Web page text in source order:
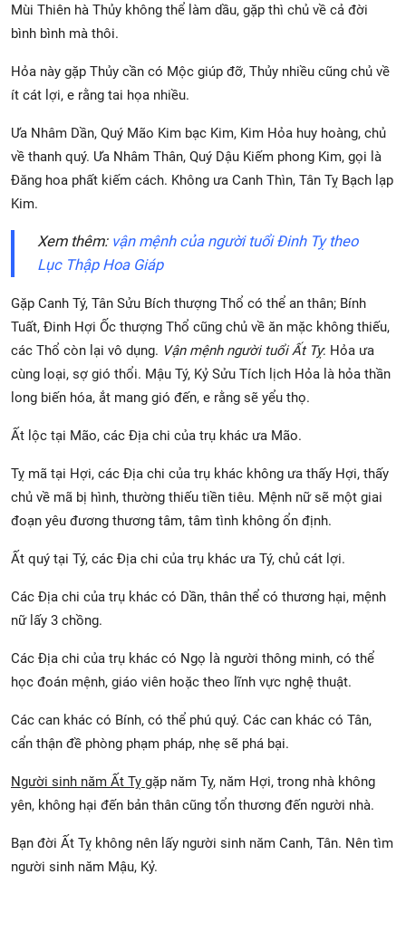
Mùi Thiên hà Thủy không thể làm dầu, gặp thì chủ về cả đời
bình bình mà thôi.
Hỏa này gặp Thủy cần có Mộc giúp đỡ, Thủy nhiều cũng chủ về
ít cát lợi, e rằng tai họa nhiều.
Ưa Nhâm Dần, Quý Mão Kim bạc Kim, Kim Hỏa huy hoàng, chủ
về thanh quý. Ưa Nhâm Thân, Quý Dậu Kiếm phong Kim, gọi là
Đăng hoa phất kiếm cách. Không ưa Canh Thìn, Tân Tỵ Bạch lạp
Kim.
Xem thêm: vận mệnh của người tuổi Đinh Tỵ theo
Lục Thập Hoa Giáp
Gặp Canh Tý, Tân Sửu Bích thượng Thổ có thể an thân; Bính
Tuất, Đinh Hợi Ốc thượng Thổ cũng chủ về ăn mặc không thiếu,
các Thổ còn lại vô dụng. Vận mệnh người tuổi Ất Tỵ: Hỏa ưa
cùng loại, sợ gió thổi. Mậu Tý, Kỷ Sửu Tích lịch Hỏa là hỏa thần
long biến hóa, ắt mang gió đến, e rằng sẽ yểu thọ.
Ất lộc tại Mão, các Địa chi của trụ khác ưa Mão.
Tỵ mã tại Hợi, các Địa chi của trụ khác không ưa thấy Hợi, thấy
chủ về mã bị hình, thường thiếu tiền tiêu. Mệnh nữ sẽ một giai
đoạn yêu đương thương tâm, tâm tình không ổn định.
Ất quý tại Tý, các Địa chi của trụ khác ưa Tý, chủ cát lợi.
Các Địa chi của trụ khác có Dần, thân thể có thương hại, mệnh
nữ lấy 3 chồng.
Các Địa chi của trụ khác có Ngọ là người thông minh, có thể
học đoán mệnh, giáo viên hoặc theo lĩnh vực nghệ thuật.
Các can khác có Bính, có thể phú quý. Các can khác có Tân,
cẩn thận đề phòng phạm pháp, nhẹ sẽ phá bại.
Người sinh năm Ất Tỵ gặp năm Tỵ, năm Hợi, trong nhà không
yên, không hại đến bản thân cũng tổn thương đến người nhà.
Bạn đời Ất Tỵ không nên lấy người sinh năm Canh, Tân. Nên tìm
người sinh năm Mậu, Kỷ.